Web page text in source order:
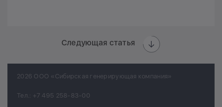
Следующая статья
2026 ООО «Сибирская генерирующая компания»
Тел.: +7 495 258-83-00